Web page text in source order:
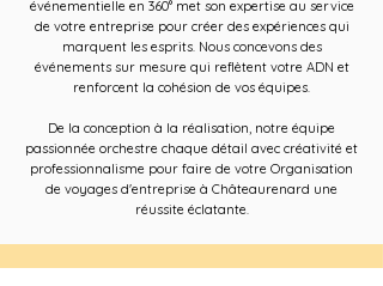
événementielle en 360° met son expertise au service
de votre entreprise pour créer des expériences qui
marquent les esprits. Nous concevons des
événements sur mesure qui reflètent votre ADN et
renforcent la cohésion de vos équipes.
De la conception à la réalisation, notre équipe
passionnée orchestre chaque détail avec créativité et
professionnalisme pour faire de votre Organisation
de voyages d'entreprise à Châteaurenard une
réussite éclatante.